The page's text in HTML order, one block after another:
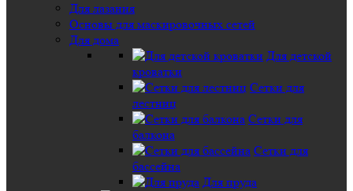
Для лазания
Основы для маскировочных сетей
Для дома
Для детской
кроватки
Сетки для
лестниц
Сетки для
балкона
Сетки для
бассейна
Для пруда